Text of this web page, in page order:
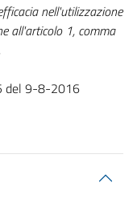
nell'utilizzazione
all'articolo 1, comma
del 9-8-2016